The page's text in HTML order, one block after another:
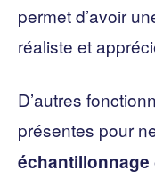
permet d’avoir
réaliste et
D’autres
présentes pour
échantillonnage